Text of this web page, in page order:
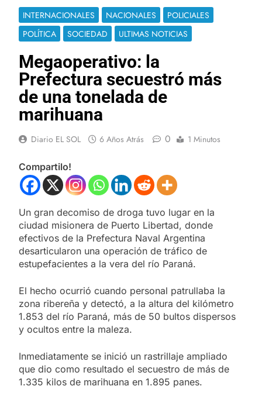
INTERNACIONALES NACIONALES
POLICIALES
POLÍTICA
SOCIEDAD ULTIMAS NOTICIAS
Megaoperativo: la
Prefectura secuestró más
de una tonelada de
marihuana
Diario EL SOL 6 Años Atrás 0 1 Minutos
Compartilo!
Un gran decomiso de droga tuvo lugar en la
ciudad misionera de Puerto Libertad, donde
efectivos de la Prefectura Naval Argentina
desarticularon una operación de tráfico de
estupefacientes a la vera del río Paraná.
El hecho ocurrió cuando personal patrullaba la
zona ribereña y detectó, a la altura del kilómetro
1.853 del río Paraná, más de 50 bultos dispersos
y ocultos entre la maleza.
Inmediatamente se inició un rastrillaje ampliado
que dio como resultado el secuestro de más de
1.335 kilos de marihuana en 1.895 panes.